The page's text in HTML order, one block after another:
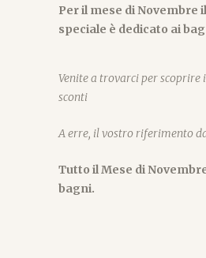
Per il mese di Novembre
speciale è dedicato ai
Venite a trovarci per
sconti
A erre, il vostro riferimento
Tutto il Mese di
bagni.